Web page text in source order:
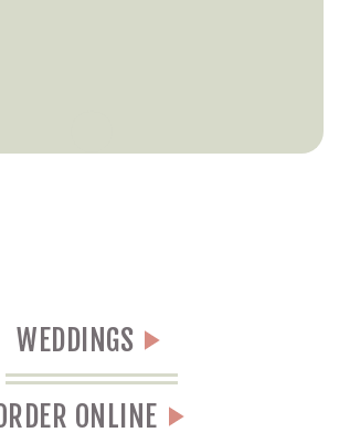
WEDDINGS
ONLINE